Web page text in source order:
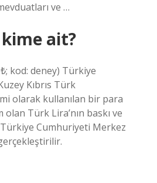
ve …
ait?
kod: deney) Türkiye
Kıbrıs Türk
olarak kullanılan bir para
Türk Lira’nın baskı ve
Cumhuriyeti Merkez